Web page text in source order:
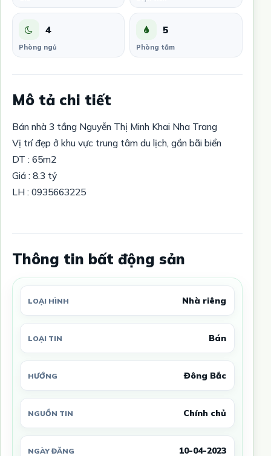
4
Phòng ngủ
5
Phòng tắm
Mô tả chi tiết
Bán nhà 3 tầng Nguyễn Thị Minh Khai Nha Trang
Vị trí đẹp ở khu vực trung tâm du lịch, gần bãi biển
DT : 65m2
Giá : 8.3 tỷ
LH : 0935663225
Thông tin bất động sản
LOẠI HÌNH Nhà riêng
LOẠI TIN Bán
HƯỚNG Đông Bắc
NGUỒN TIN Chính chủ
NGÀY ĐĂNG 10-04-2023